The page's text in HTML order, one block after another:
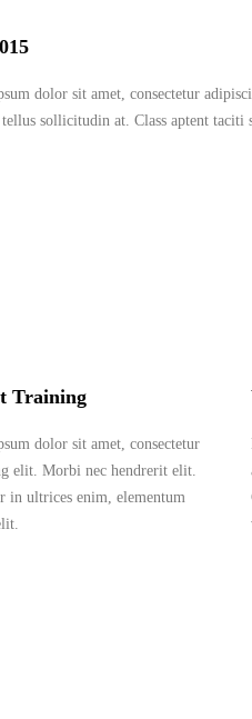
dolor sit amet, consectetur
sollicitudin at. Class aptent taciti
Training
dolor sit amet, consectetur
elit. Morbi nec hendrerit elit.
in ultrices enim, elementum